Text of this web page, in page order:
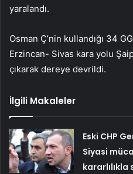
yaralandı.
Osman Ç’nin kullandığı 34
Erzincan- Sivas kara yolu
çıkarak dereye devrildi.
İlgili Makaleler
Eski CHP
Siyasi